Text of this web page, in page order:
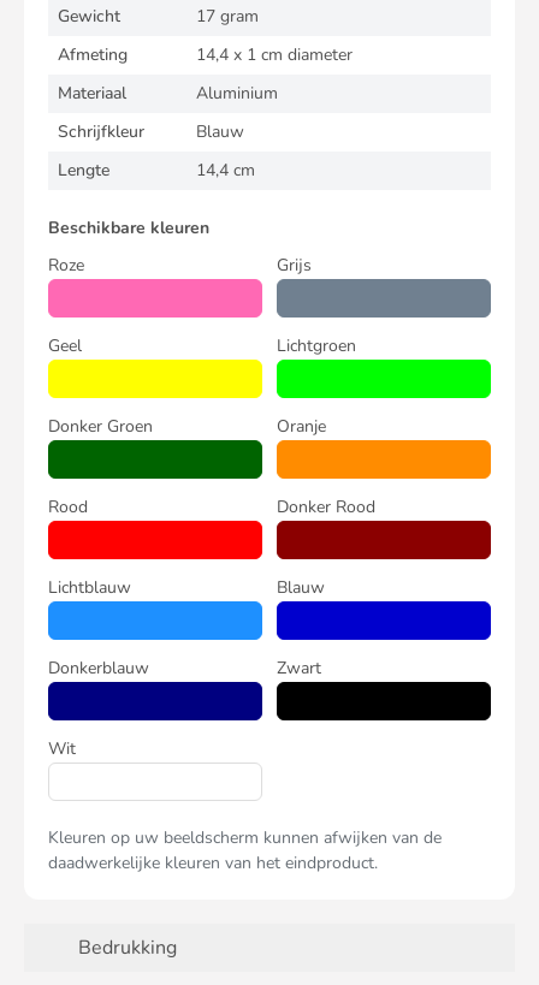
Gewicht
17 gram
Afmeting
14,4 x 1 cm diameter
Materiaal
Aluminium
Schrijfkleur
Blauw
Lengte
14,4 cm
Beschikbare kleuren
Roze
Grijs
Geel Lichtgroen
Donker Groen Oranje
Rood Donker Rood
Lichtblauw Blauw
Donkerblauw Zwart
Wit
Kleuren op uw beeldscherm kunnen afwijken van de
daadwerkelijke kleuren van het eindproduct.
Bedrukking